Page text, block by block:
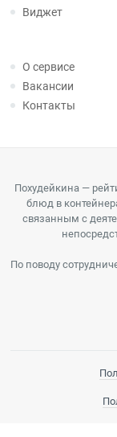
Виджет
О сервисе
Вакансии
Контакты
Похудейкина —
блюд в
связанным с
По поводу